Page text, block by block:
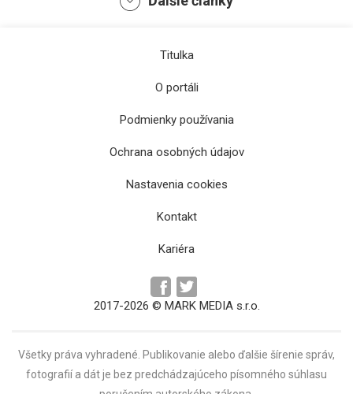
V Ortodoxnej synagóge v Prešove sa v lete
odohrá séria koncertov i divadelné
Titulka
O portáli
Podmienky používania
Ochrana osobných údajov
Nastavenia cookies
Kontakt
Kariéra
2017-2026 © MARK MEDIA s.r.o.
Všetky práva vyhradené. Publikovanie alebo ďalšie šírenie správ,
fotografií a dát je bez predchádzajúceho písomného súhlasu